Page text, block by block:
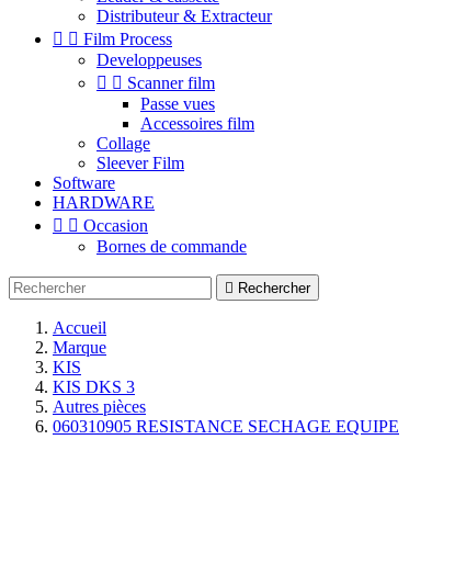
Distributeur & Extracteur
  Film Process
Developpeuses
  Scanner film
Passe vues
Accessoires film
Collage
Sleever Film
Software
HARDWARE
  Occasion
Bornes de commande
 Rechercher
Accueil
Marque
KIS
KIS DKS 3
Autres pièces
060310905 RESISTANCE SECHAGE EQUIPE